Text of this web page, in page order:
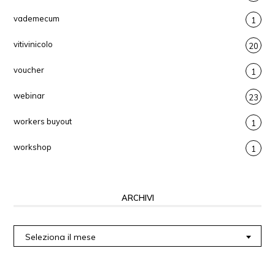
vademecum 1
vitivinicolo 20
voucher 1
webinar 23
workers buyout 1
workshop 1
ARCHIVI
Seleziona il mese